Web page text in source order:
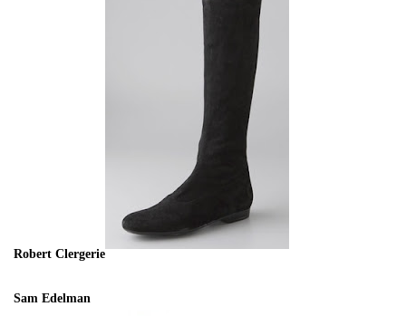
Robert Clergerie
Sam Edelman